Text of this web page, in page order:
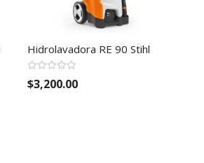
Hidrolavadora RE 90 Stihl
$3,200.00